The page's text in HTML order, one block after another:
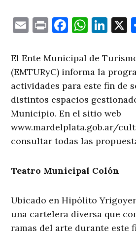
EmailPrintFacebook
El Ente Municipal de
(EMTURyC) informa la
actividades para este fin de
distintos espacios
Municipio. En el sitio web
www.mardelplata.gob.ar/
consultar todas las
Teatro Municipal Colón
Ubicado en Hipólito
una cartelera diversa que
ramas del arte durante este